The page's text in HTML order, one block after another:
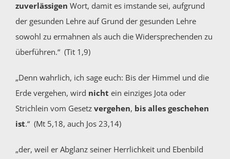
zuverlässigen Wort, damit es imstande sei, aufgrund
der gesunden Lehre auf Grund der gesunden Lehre
sowohl zu ermahnen als auch die Widersprechenden zu
überführen.“ (Tit 1,9)
„Denn wahrlich, ich sage euch: Bis der Himmel und die
Erde vergehen, wird nicht ein einziges Jota oder
Strichlein vom Gesetz vergehen, bis alles geschehen
ist.“ (Mt 5,18, auch Jos 23,14)
„der, weil er Abglanz seiner Herrlichkeit und Ebenbild